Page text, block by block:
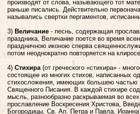
производят от слова, называющего тот
раньше писались. Действительно
назывались свертки пергаментов,
3) Величание- песнь, содержащая
праздника, Величание поется во время
праздничною иконою сперва
потом неоднократно повторяется на
4) Стихира(от греческого «стихира» -
состоящее из многих стихов, написанных
стихосложения, имеющих большею частью
Священного Писания. В каждой стихире
мысль, разнообразно раскрываемая во
прославление Воскресения Христова,
Богородицы, Св. Ап. Петра и Павла,